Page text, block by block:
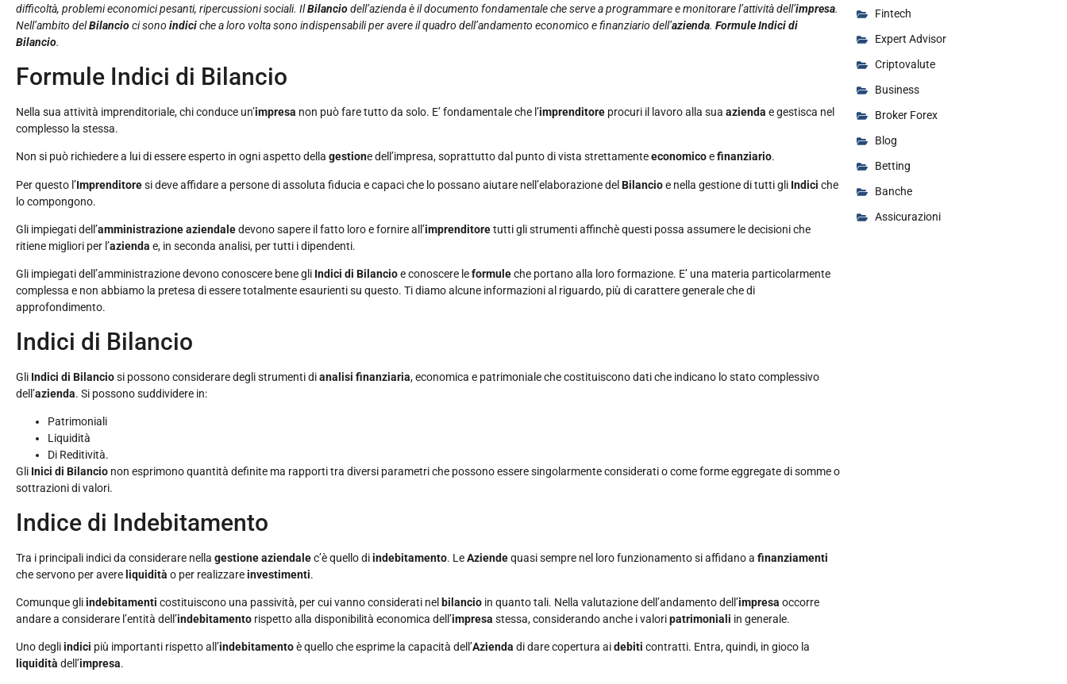
difficoltà, problemi economici pesanti, ripercussioni sociali. IlBilanciodell’azienda è il documento fondamentale che serve a programmare e monitorare l’attività dell’impresa.
Nell’ambito delBilancioci sono indiciche a loro volta sono indispensabili per avere il quadro dell’andamento economico e finanziario dell’azienda. Formule Indici di
Bilancio.
Formule Indici di Bilancio
Nella sua attività imprenditoriale, chi conduce un’impresa non può fare tutto da solo. E’ fondamentale che l’imprenditore procuri il lavoro alla sua azienda e gestisca nel
complesso la stessa.
Non si può richiedere a lui di essere esperto in ogni aspetto della gestione dell’impresa, soprattutto dal punto di vista strettamenteeconomicoefinanziario.
Per questo l’Imprenditoresi deve affidare a persone di assoluta fiducia e capaci che lo possano aiutare nell’elaborazione del Bilancioe nella gestione di tutti gli Indici che
lo compongono.
Gli impiegati dell’amministrazione aziendaledevono sapere il fatto loro e fornire all’imprenditoretutti gli strumenti affinchè questi possa assumere le decisioni che
ritiene migliori per l’azienda e, in seconda analisi, per tutti i dipendenti.
Gli impiegati dell’amministrazione devono conoscere bene gli Indici di Bilancioe conoscere leformuleche portano alla loro formazione. E’ una materia particolarmente
complessa e non abbiamo la pretesa di essere totalmente esaurienti su questo. Ti diamo alcune informazioni al riguardo, più di carattere generale che di
approfondimento.
Indici di Bilancio
Gli Indici di Bilanciosi possono considerare degli strumenti dianalisi finanziaria, economica e patrimoniale che costituiscono dati che indicano lo stato complessivo
dell’azienda. Si possono suddividere in:
Patrimoniali
Liquidità
Di Reditività.
Gli Inici di Bilancio non esprimono quantità definite ma rapporti tra diversi parametri che possono essere singolarmente considerati o come forme eggregate di somme o
sottrazioni di valori.
Indice di Indebitamento
Tra i principali indici da considerare nella gestione aziendalec’è quello diindebitamento. LeAziendequasi sempre nel loro funzionamento si affidano a finanziamenti
che servono per avereliquidità o per realizzareinvestimenti.
Comunque gliindebitamenti costituiscono una passività, per cui vanno considerati nel bilancio in quanto tali. Nella valutazione dell’andamento dell’impresa occorre
andare a considerare l’entità dell’indebitamento rispetto alla disponibilità economica dell’impresa stessa, considerando anche i valoripatrimoniali in generale.
Uno degliindici più importanti rispetto all’indebitamentoè quello che esprime la capacità dell’Azienda di dare copertura aidebiti contratti. Entra, quindi, in gioco la
liquidità dell’impresa.
Fintech
Expert Advisor
Criptovalute
Business
Broker Forex
Blog
Betting
Banche
Assicurazioni